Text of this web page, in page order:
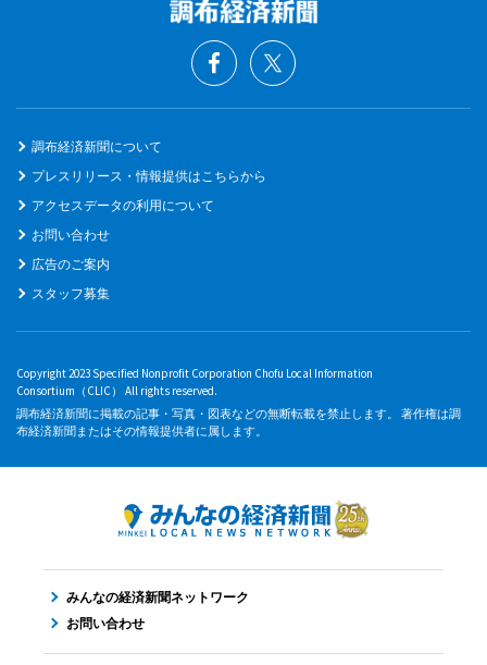
調布経済新聞について
プレスリリース・情報提供はこちらから
アクセスデータの利用について
お問い合わせ
広告のご案内
スタッフ募集
Copyright 2023 Specified Nonprofit Corporation Chofu Local Information
Consortium（CLIC） All rights reserved.
調布経済新聞に掲載の記事・写真・図表などの無断転載を禁止します。 著作権は調
布経済新聞またはその情報提供者に属します。
みんなの経済新聞ネットワーク
お問い合わせ